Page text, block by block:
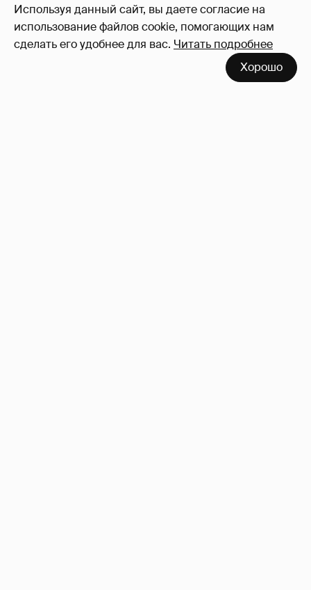
Используя данный сайт, вы даете согласие на
использование файлов cookie, помогающих нам
сделать его удобнее для вас. Читать подробнее
Хорошо